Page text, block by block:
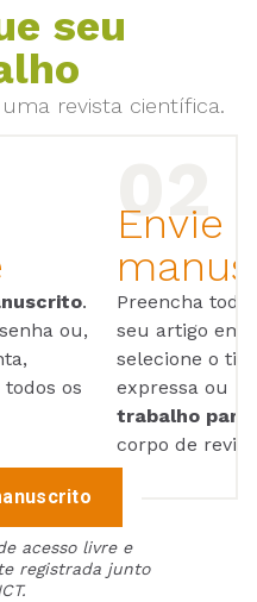
seu
revista científica.
.
ou,
os
Envie
Preencha
seu artigo em
selecione o
expressa ou
trabalho para
corpo de
acesso livre e
registrada junto